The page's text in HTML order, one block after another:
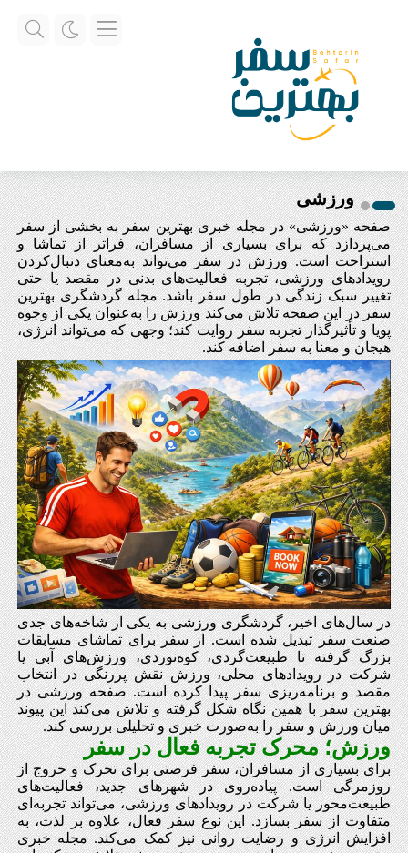
ورزشی
صفحه «ورزشی» در مجله خبری بهترین سفر به بخشی از سفر
می‌پردازد که برای بسیاری از مسافران، فراتر از تماشا و
استراحت است. ورزش در سفر می‌تواند به‌معنای دنبال‌کردن
رویدادهای ورزشی، تجربه فعالیت‌های بدنی در مقصد یا حتی
تغییر سبک زندگی در طول سفر باشد. مجله گردشگری بهترین
سفر در این صفحه تلاش می‌کند ورزش را به‌عنوان یکی از وجوه
پویا و تأثیرگذار تجربه سفر روایت کند؛ وجهی که می‌تواند انرژی،
هیجان و معنا به سفر اضافه کند.
در سال‌های اخیر، گردشگری ورزشی به یکی از شاخه‌های جدی
صنعت سفر تبدیل شده است. از سفر برای تماشای مسابقات
بزرگ گرفته تا طبیعت‌گردی، کوه‌نوردی، ورزش‌های آبی یا
شرکت در رویدادهای محلی، ورزش نقش پررنگی در انتخاب
مقصد و برنامه‌ریزی سفر پیدا کرده است. صفحه ورزشی در
بهترین سفر با همین نگاه شکل گرفته و تلاش می‌کند این پیوند
میان ورزش و سفر را به‌صورت خبری و تحلیلی بررسی کند.
ورزش؛ محرک تجربه فعال در سفر
برای بسیاری از مسافران، سفر فرصتی برای تحرک و خروج از
روزمرگی است. پیاده‌روی در شهرهای جدید، فعالیت‌های
طبیعت‌محور یا شرکت در رویدادهای ورزشی، می‌تواند تجربه‌ای
متفاوت از سفر بسازد. این نوع سفر فعال، علاوه بر لذت، به
افزایش انرژی و رضایت روانی نیز کمک می‌کند. مجله خبری